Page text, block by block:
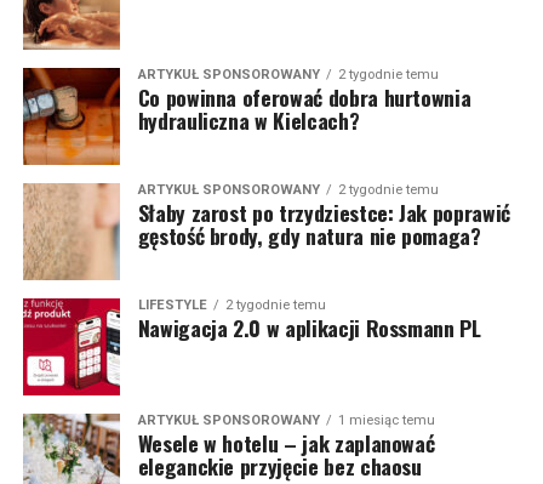
ARTYKUŁ SPONSOROWANY 2 tygodnie temu
Co powinna oferować dobra hurtownia
hydrauliczna w Kielcach?
ARTYKUŁ SPONSOROWANY 2 tygodnie temu
Słaby zarost po trzydziestce: Jak poprawić
gęstość brody, gdy natura nie pomaga?
LIFESTYLE 2 tygodnie temu
Nawigacja 2.0 w aplikacji Rossmann PL
ARTYKUŁ SPONSOROWANY 1 miesiąc temu
Wesele w hotelu – jak zaplanować
eleganckie przyjęcie bez chaosu